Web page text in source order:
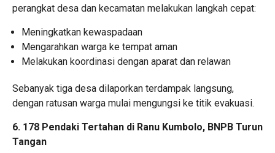
perangkat desa dan kecamatan melakukan langkah cepat:
Meningkatkan kewaspadaan
Mengarahkan warga ke tempat aman
Melakukan koordinasi dengan aparat dan relawan
Sebanyak tiga desa dilaporkan terdampak langsung,
dengan ratusan warga mulai mengungsi ke titik evakuasi.
6. 178 Pendaki Tertahan di Ranu Kumbolo, BNPB Turun
Tangan